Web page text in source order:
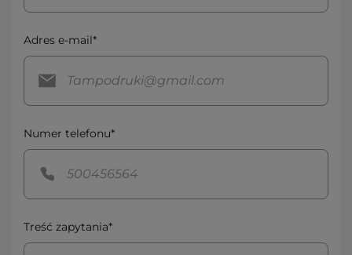
Adres e-mail*
Numer telefonu*
Treść zapytania*